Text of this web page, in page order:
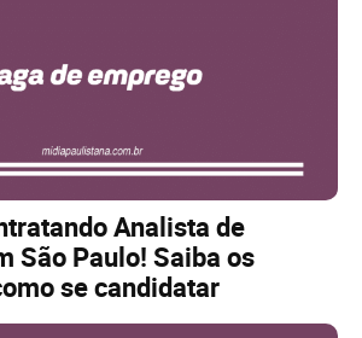
Analista de
São Paulo! Saiba os
se candidatar